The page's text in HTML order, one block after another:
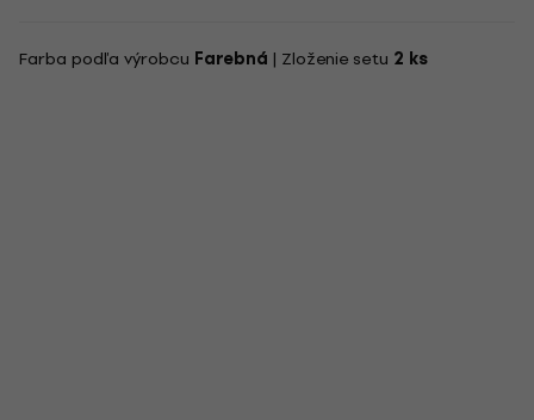
Farba podľa výrobcu Farebná | Zloženie setu 2 ks